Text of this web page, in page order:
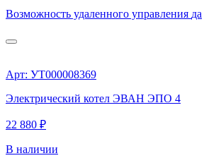
Возможность удаленного управления да
Арт: УТ000008369
Электрический котел ЭВАН ЭПО 4
22 880 ₽
В наличии